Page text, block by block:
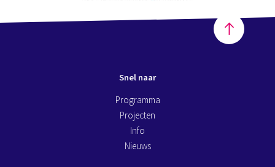
Snel naar
Programma
Projecten
Info
Nieuws